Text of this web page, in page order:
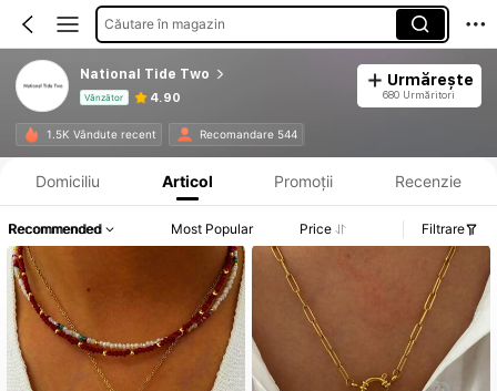
Căutare în magazin
National Tide Two
Vânzător 4.90
Urmărește
680 Urmăritori
1.5K Vândute recent Recomandare 544
Informații despre produs: Divulgarea prețului, detalii privind vânzările și stocul.
Domiciliu Articol Promoții Recenzie
Recommended Most Popular Price Filtrare